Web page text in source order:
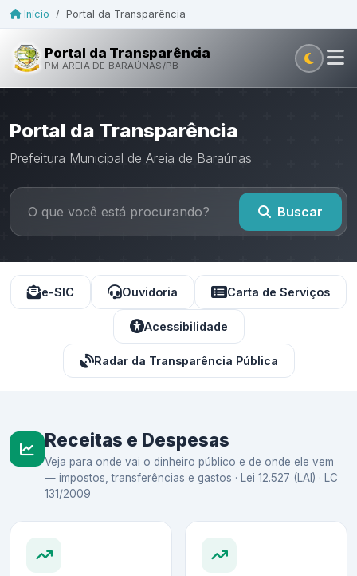
Início / Portal da Transparência
Portal da Transparência
PM AREIA DE BARAÚNAS/PB
Portal da Transparência
Prefeitura Municipal de Areia de Baraúnas
Buscar
e-SIC Ouvidoria Carta de Serviços
Acessibilidade
Radar da Transparência Pública
Receitas e Despesas
Veja para onde vai o dinheiro público e de onde ele vem
— impostos, transferências e gastos · Lei 12.527 (LAI) · LC
131/2009